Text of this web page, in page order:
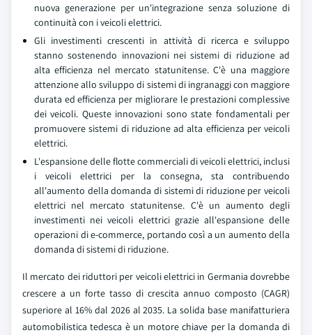
nuova generazione per un'integrazione senza soluzione di
continuità con i veicoli elettrici.
Gli investimenti crescenti in attività di ricerca e sviluppo
stanno sostenendo innovazioni nei sistemi di riduzione ad
alta efficienza nel mercato statunitense. C'è una maggiore
attenzione allo sviluppo di sistemi di ingranaggi con maggiore
durata ed efficienza per migliorare le prestazioni complessive
dei veicoli. Queste innovazioni sono state fondamentali per
promuovere sistemi di riduzione ad alta efficienza per veicoli
elettrici.
L'espansione delle flotte commerciali di veicoli elettrici, inclusi
i veicoli elettrici per la consegna, sta contribuendo
all'aumento della domanda di sistemi di riduzione per veicoli
elettrici nel mercato statunitense. C'è un aumento degli
investimenti nei veicoli elettrici grazie all'espansione delle
operazioni di e-commerce, portando così a un aumento della
domanda di sistemi di riduzione.
Il mercato dei riduttori per veicoli elettrici in Germania dovrebbe
crescere a un forte tasso di crescita annuo composto (CAGR)
superiore al 16% dal 2026 al 2035. La solida base manifatturiera
automobilistica tedesca è un motore chiave per la domanda di